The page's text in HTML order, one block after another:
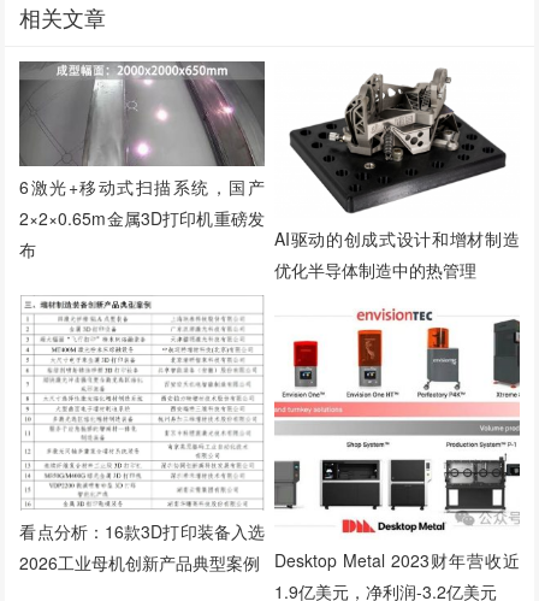
相关文章
6激光+移动式扫描系统，国产
2×2×0.65m金属3D打印机重磅发
布
AI驱动的创成式设计和增材制造
优化半导体制造中的热管理
看点分析：16款3D打印装备入选
2026工业母机创新产品典型案例
Desktop Metal 2023财年营收近
1.9亿美元，净利润-3.2亿美元